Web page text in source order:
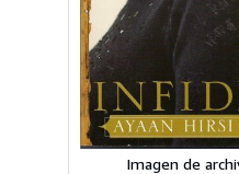
Imagen de